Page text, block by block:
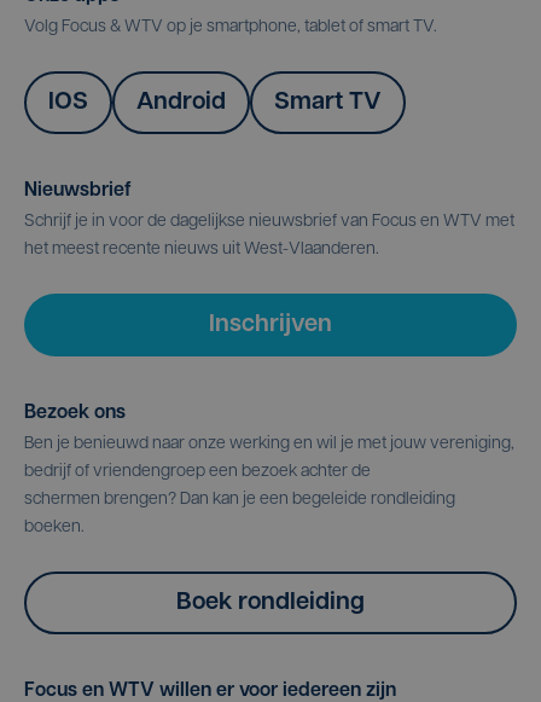
Volg Focus & WTV op je smartphone, tablet of smart TV.
IOS Android Smart TV
Nieuwsbrief
Schrijf je in voor de dagelijkse nieuwsbrief van Focus en WTV met
het meest recente nieuws uit West-Vlaanderen.
Inschrijven
Bezoek ons
Ben je benieuwd naar onze werking en wil je met jouw vereniging,
bedrijf of vriendengroep een bezoek achter de
schermen brengen? Dan kan je een begeleide rondleiding
boeken.
Boek rondleiding
Focus en WTV willen er voor iedereen zijn